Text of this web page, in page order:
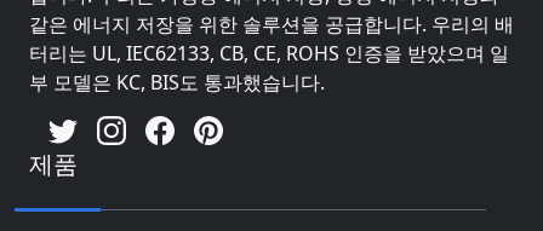
같은 에너지 저장을 위한 솔루션을 공급합니다. 우리의 배
터리는 UL, IEC62133, CB, CE, ROHS 인증을 받았으며 일
부 모델은 KC, BIS도 통과했습니다.
제품